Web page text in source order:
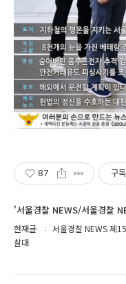
87 구
'서울경찰 NEWS/서울경찰
현재글
서울경찰 NEWS 제
찰대